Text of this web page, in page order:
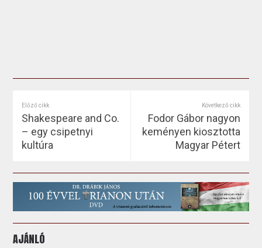
Előző cikk
Shakespeare and Co.
– egy csipetnyi
kultúra
Következő cikk
Fodor Gábor nagyon
keményen kiosztotta
Magyar Pétert
AJÁNLÓ